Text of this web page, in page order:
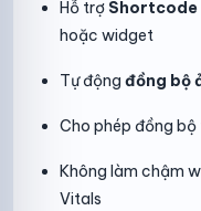
Hỗ trợ Shortcode
hoặc widget
Tự động đồng bộ
Cho phép đồng
Không làm chậm
Vitals